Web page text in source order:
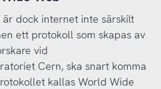
dock internet inte särskilt
ett protokoll som skapas av
vid
Cern, ska snart komma
kallas World Wide